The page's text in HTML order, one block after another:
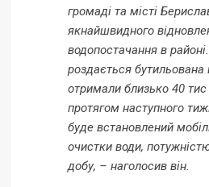
громаді та місті
якнайшвидного
водопостачання в
роздається
отримали близько 40 тис
протягом наступного
буде встановлений
очистки води,
добу, – наголосив він.